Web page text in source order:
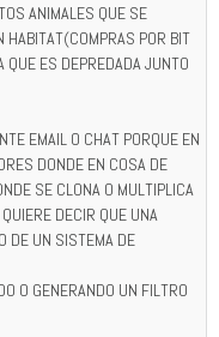
ANIMALES QUE SE
HABITAT(COMPRAS POR BIT
ES DEPREDADA JUNTO
EMAIL O CHAT PORQUE EN
DONDE EN COSA DE
SE CLONA O MULTIPLICA
DECIR QUE UNA
DE UN SISTEMA DE
O GENERANDO UN FILTRO